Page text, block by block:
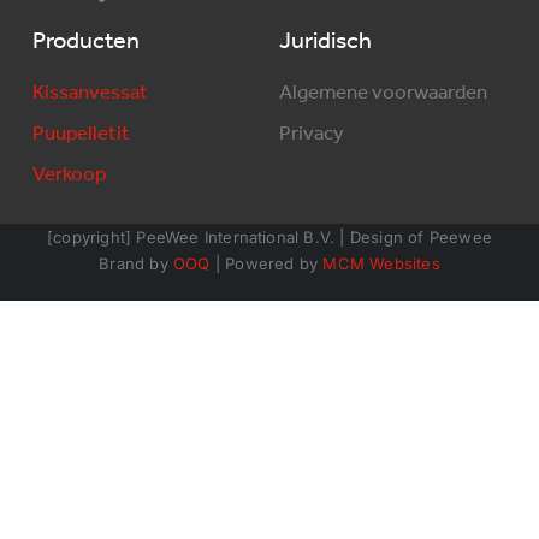
Producten
Kissanvessat
Puupelletit
Verkoop
Juridisch
Algemene voorwaarden
Privacy
[copyright] PeeWee International B.V. | Design of Peewee
Brand byOOQ | Powered by MCM Websites